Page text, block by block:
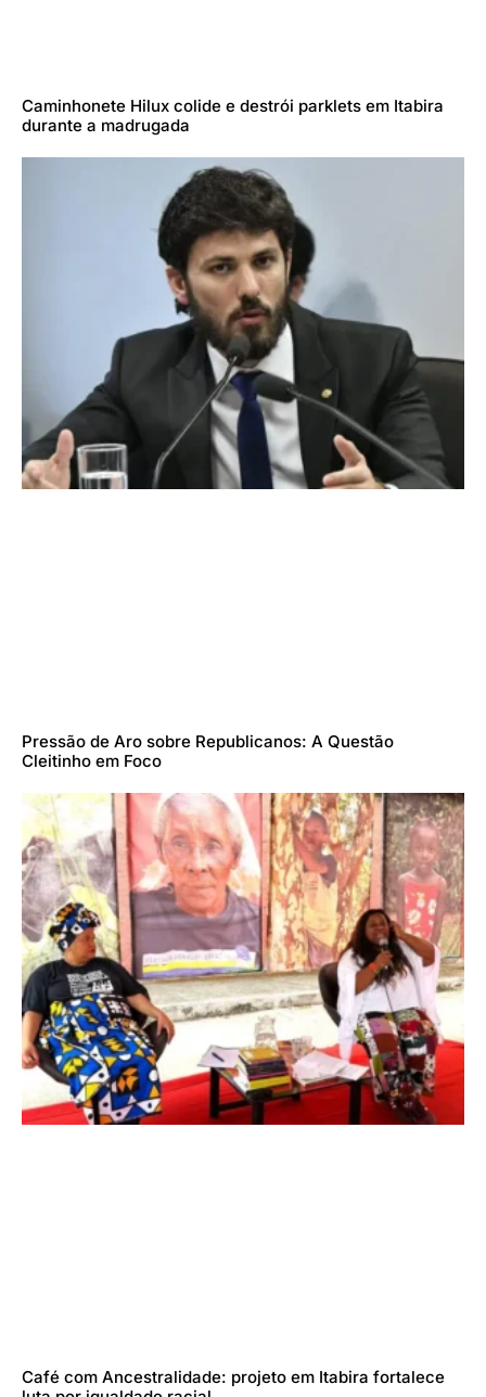
Caminhonete Hilux colide e destrói parklets em Itabira
durante a madrugada
Pressão de Aro sobre Republicanos: A Questão
Cleitinho em Foco
Café com Ancestralidade: projeto em Itabira fortalece